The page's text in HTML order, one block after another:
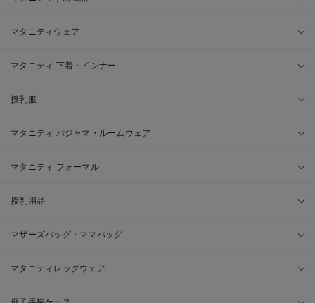
マタニティウェア
マタニティ 下着・インナー
授乳服
マタニティ パジャマ・ルームウェア
マタニティ フォーマル
授乳用品
マザーズバッグ・ママバッグ
マタニティレッグウェア